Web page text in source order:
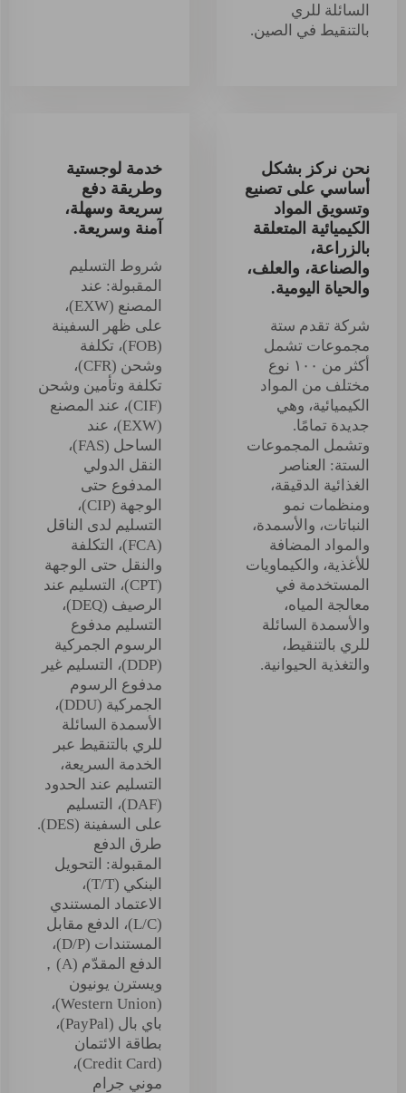
السائلة للري
بالتنقيط في الصين.
نحن نركز بشكل
أساسي على تصنيع
وتسويق المواد
الكيميائية المتعلقة
بالزراعة،
والصناعة، والعلف،
والحياة اليومية.
شركة تقدم ستة
مجموعات تشمل
أكثر من ١٠٠ نوع
مختلف من المواد
الكيميائية، وهي
جديدة تمامًا.
وتشمل المجموعات
الستة: العناصر
الغذائية الدقيقة،
ومنظمات نمو
النباتات، والأسمدة،
والمواد المضافة
للأغذية، والكيماويات
المستخدمة في
معالجة المياه،
والأسمدة السائلة
للري بالتنقيط،
والتغذية الحيوانية.
خدمة لوجستية
وطريقة دفع
سريعة وسهلة،
آمنة وسريعة.
شروط التسليم
المقبولة: عند
المصنع (EXW)،
على ظهر السفينة
(FOB)، تكلفة
وشحن (CFR)،
تكلفة وتأمين وشحن
(CIF)، عند المصنع
(EXW)، عند
الساحل (FAS)،
النقل الدولي
المدفوع حتى
الوجهة (CIP)،
التسليم لدى الناقل
(FCA)، التكلفة
والنقل حتى الوجهة
(CPT)، التسليم عند
الرصيف (DEQ)،
التسليم مدفوع
الرسوم الجمركية
(DDP)، التسليم غير
مدفوع الرسوم
الجمركية (DDU)،
الأسمدة السائلة
للري بالتنقيط عبر
الخدمة السريعة،
التسليم عند الحدود
(DAF)، التسليم
على السفينة (DES).
طرق الدفع
المقبولة: التحويل
البنكي (T/T)،
الاعتماد المستندي
(L/C)، الدفع مقابل
المستندات (D/P)،
الدفع المقدّم (A)，
ويسترن يونيون
(Western Union)،
باي بال (PayPal)،
بطاقة الائتمان
(Credit Card)،
موني جرام